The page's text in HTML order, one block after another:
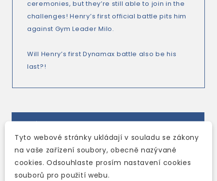
ceremonies, but they’re still able to join in the
challenges! Henry’s first official battle pits him
against Gym Leader Milo.
Will Henry’s first Dynamax battle also be his
last?!
Tyto webové stránky ukládají v souladu se zákony
na vaše zařízení soubory, obecně nazývané
cookies. Odsouhlaste prosím nastavení cookies
souborů pro použití webu.